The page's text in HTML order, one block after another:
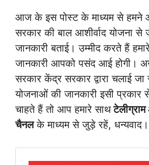
आज के इस पोस्ट के माध्यम से हमने
सरकार की बाल आशीर्वाद योजना से
जानकारी बताई। उम्मीद करते हैं हमारे
जानकारी आपको पसंद आई होगी।
सरकार केंद्र सरकार द्वारा चलाई जा
योजनाओं की जानकारी इसी प्रकार
चाहते हैं तो आप हमारे साथटेलीग्राम
चैनलके माध्यम से जुड़े रहें, धन्यवाद।